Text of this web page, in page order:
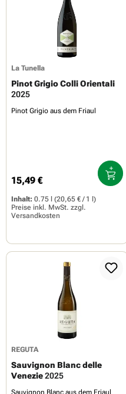
La Tunella
Pinot Grigio Colli Orientali
2025
Pinot Grigio aus dem Friaul
Regulärer Preis:
15,49 €
Inhalt: 0.75 l
(20,65 € / 1 l)
Preise inkl. MwSt. zzgl.
Versandkosten
REGUTA
Sauvignon Blanc delle
Venezie2025
Sauvignon Blanc aus dem Friaul